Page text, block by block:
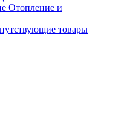
Отопление и
товары